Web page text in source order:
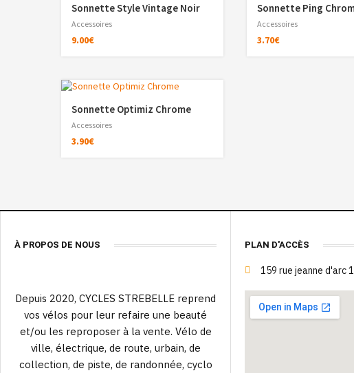
Sonnette Style Vintage Noir
Accessoires
9.00€
Sonnette Ping
Accessoires
3.70€
Sonnette Optimiz Chrome
Accessoires
3.90€
À PROPOS DE NOUS
Depuis 2020, CYCLES STREBELLE reprend
vos vélos pour leur refaire une beauté
et/ou les reproposer à la vente. Vélo de
ville, électrique, de route, urbain, de
collection, de piste, de randonnée, cyclo
PLAN D'ACCÈS
159 rue jeanne d'arc